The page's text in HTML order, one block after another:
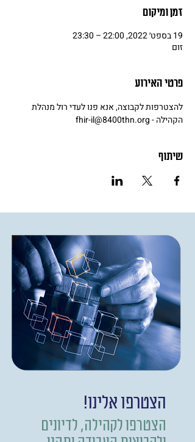
זמן ומיקום
19 בספט׳ 2022, 22:00 – 23:30
זום
פרטי האירוע
להצטרפות לקבוצה, אנא פנו לעדי רול מנהלת
הקהילה - fhir-il@8400thn.org
שיתוף
הצטרפו אלינו!
הצטרפו לקהילה, לדיונים